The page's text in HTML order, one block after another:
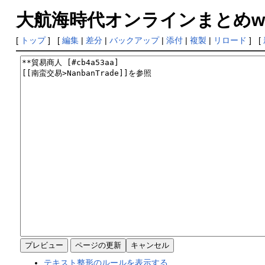
大航海時代オンラインまとめ
[ トップ] [ 編集| 差分| バックアップ| 添付| 複製 | リロード ] [
テキスト整形のルールを表示する